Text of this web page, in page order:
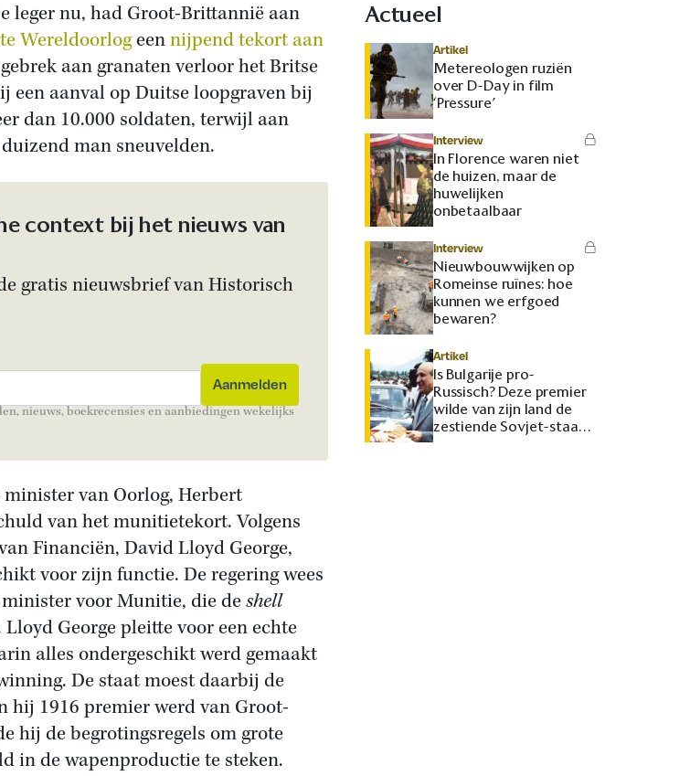
leger nu, had Groot-Brittannië aan
Wereldoorlogeennijpend tekort aan
aan granaten verloor het Britse
een aanval op Duitse loopgraven bij
dan 10.000 soldaten, terwijl aan
man sneuvelden.
context bij het nieuws van
gratis nieuwsbrief van Historisch
nieuws, boekrecensies en aanbiedingen wekelijks
van Oorlog, Herbert
van het munitietekort. Volgens
Financiën, David Lloyd George,
voor zijn functie. De regering wees
voor Munitie, die deshell
George pleitte voor een echte
alles ondergeschikt werd gemaakt
De staat moest daarbij de
hij 1916 premier werd van Groot-
hij de begrotingsregels om grote
in de wapenproductie te steken.
Actueel
Artikel
Metereologen ruziën
over D-Day in film
‘Pressure’
Interview
In Florence waren niet
de huizen, maar de
huwelijken
onbetaalbaar
Interview
Nieuwbouwwijken op
Romeinse ruïnes: hoe
kunnen we erfgoed
bewaren?
Artikel
Is Bulgarije pro-
Russisch? Deze premier
wilde van zijn land de
zestiende Sovjet-staat
maken